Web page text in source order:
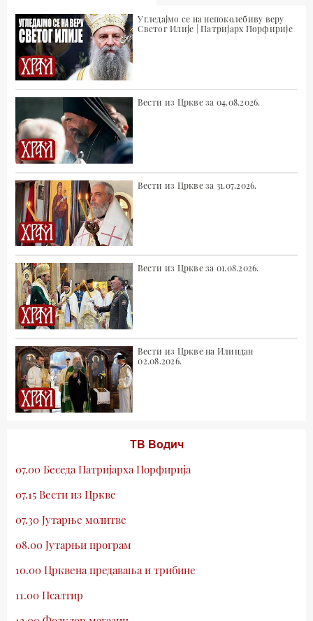
Угледајмо се на непоколебиву веру
Светог Илије | Патријарх Порфирије
Вести из Цркве за 04.08.2026.
Вести из Цркве за 31.07.2026.
Вести из Цркве за 01.08.2026.
Вести из Цркве на Илиндан
02.08.2026.
ТВ Водич
07.00 Беседа Патријарха Порфирија
07.15 Вести из Цркве
07.30 Јутарње молитве
08.00 Јутарњи програм
10.00 Црквена предавања и трибине
11.00 Псалтир